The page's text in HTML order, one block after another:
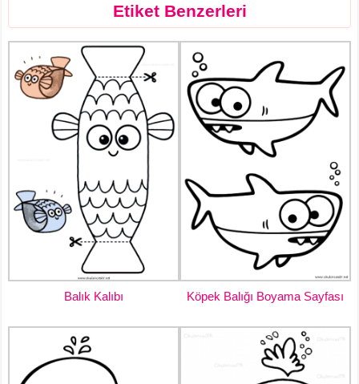
Etiket Benzerleri
Balık Kalıbı Köpek Balığı Boyama Sayfası